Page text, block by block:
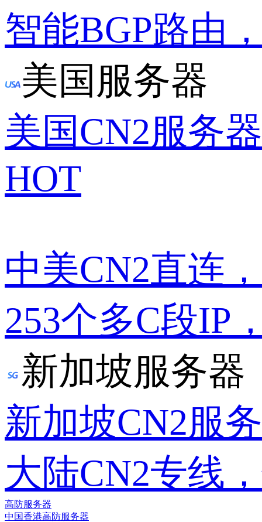
智能BGP路由
美国服务器
美国CN2服务器
HOT
中美CN2直连
253个多C段IP
新加坡服务器
新加坡CN2服
大陆CN2专线
高防服务器
中国香港高防服务器